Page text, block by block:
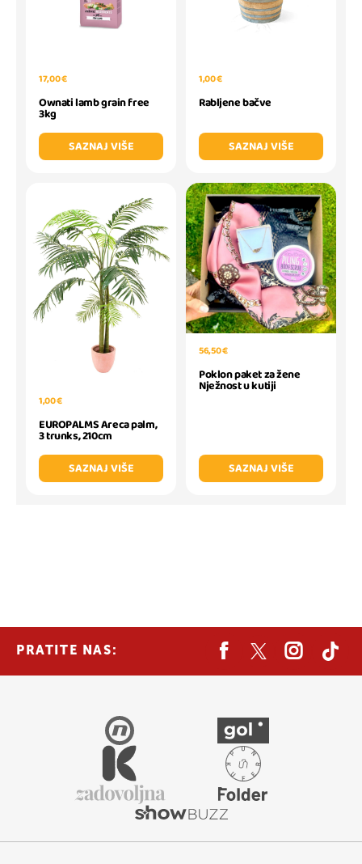
17,00 €
Ownati lamb grain free
3kg
SAZNAJ VIŠE
1,00 €
Rabljene bačve
SAZNAJ VIŠE
1,00 €
EUROPALMS Areca palm,
3 trunks, 210cm
SAZNAJ VIŠE
56,50 €
Poklon paket za žene
Nježnost u kutiji
SAZNAJ VIŠE
PRATITE NAS: